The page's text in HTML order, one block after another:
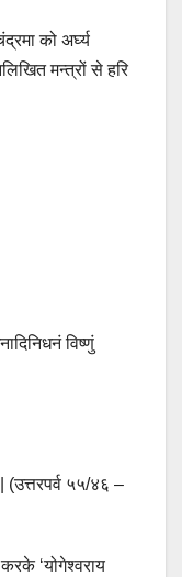
को अर्घ्य
मन्त्रों से हरि
विष्णुं
(उत्तरपर्व ५५/४६ –
‘योगेश्वराय